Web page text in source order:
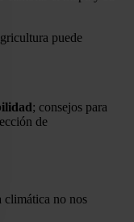
puede
; consejos para
de
climática no nos